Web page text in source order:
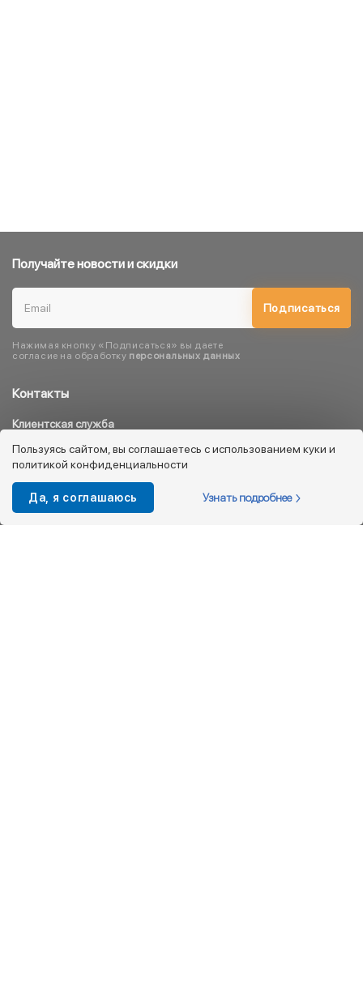
Контакты
Клиентская служба
8 800 333 08 45
info@kotofey.ru
Магазины в Москва (50)
Получайте новости и скидки
Подписаться
Нажимая кнопку «Подписаться» вы даете
согласие на обработку персональных данных
Пользуясь сайтом, вы соглашаетесь с использованием куки и
политикой конфиденциальности
Да, я соглашаюсь Узнать подробнее